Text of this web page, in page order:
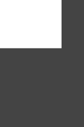
votre navigateur